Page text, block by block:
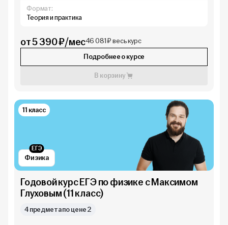
Формат:
Теория и практика
от 5 390 ₽/мес46 081 ₽ весь курс
Подробнее о курсе
В корзину
Физика
ЕГЭ
11 класс
Годовой курс ЕГЭ по физике с Максимом
Глуховым (11 класс)
4 предмета по цене 2